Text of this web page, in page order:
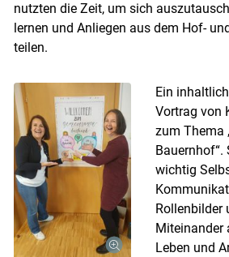
nutzten die Zeit, um sich
lernen und Anliegen aus dem Hof-
teilen.
Ein
Vortrag von
zum Thema
Bauernhof“.
wichtig
Rollenbilder
Miteinander
Leben und